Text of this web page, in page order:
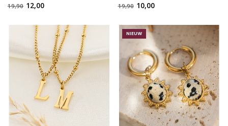
19,90 12,00 19,90 10,00
NIEUW